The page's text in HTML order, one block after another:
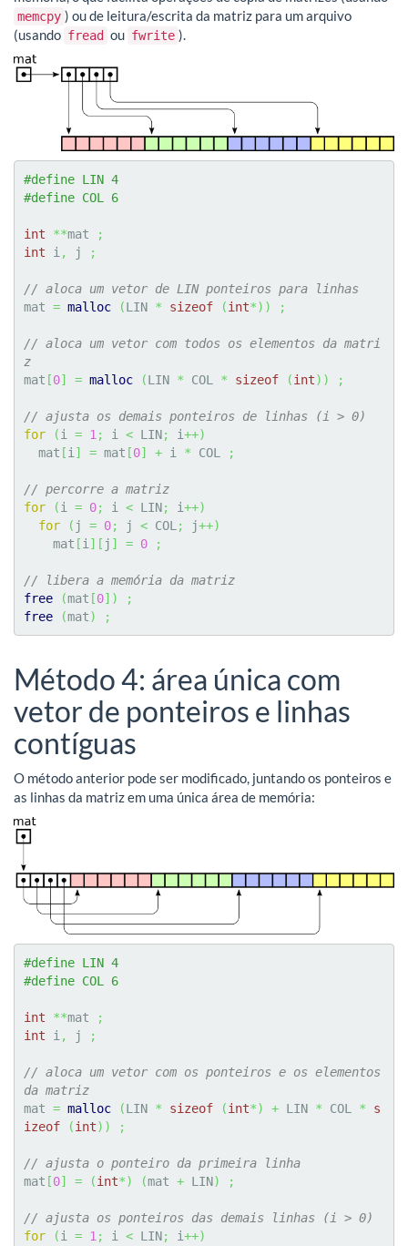
memcpy ) ou de leitura/escrita da matriz para um arquivo
(usando fread ou fwrite ).
#define LIN 4
#define COL 6
int **mat
;
int i, j ;
// aloca um vetor de LIN ponteiros para linhas
mat = malloc (LIN * sizeof (int*) ) ;
// aloca um vetor com todos os elementos da matri
z
mat [0] = malloc (LIN * COL * sizeof (int) ) ;
// ajusta os demais ponteiros de linhas (i > 0)
for
(i = 1; i < LIN; i++)
  mat
[i] = mat [0] + i * COL ;
// percorre a matriz
for
(i = 0; i < LIN; i++)
for
( j = 0; j < COL; j++)
    mat
[i] [ j ] = 0 ;
// libera a memória da matriz
free
(mat [0] )
;
free
(mat) ;
Método 4: área única com
vetor de ponteiros e linhas
contíguas
O método anterior pode ser modificado, juntando os ponteiros e
as linhas da matriz em uma única área de memória:
#define LIN 4
#define COL 6
int **mat
;
int i, j ;
// aloca um vetor com os ponteiros e os elementos
da matriz
mat = malloc (LIN * sizeof (int*) + LIN * COL *
s
izeof
(int) ) ;
// ajusta o ponteiro da primeira linha
mat [0] = (int*) (mat + LIN) ;
// ajusta os ponteiros das demais linhas (i > 0)
for
(i = 1; i < LIN; i++)